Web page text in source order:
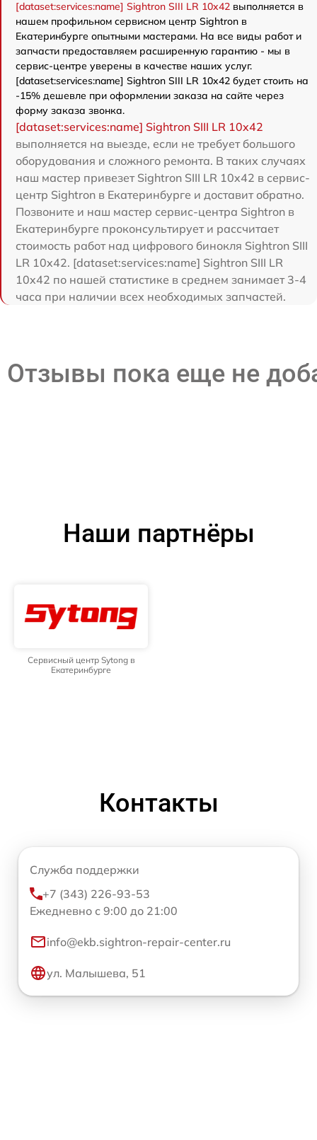
[dataset:services:name] Sightron SIII LR 10x42 выполняется в
нашем профильном сервисном центр Sightron в
Екатеринбурге опытными мастерами. На все виды работ и
запчасти предоставляем расширенную гарантию - мы в
сервис-центре уверены в качестве наших услуг.
[dataset:services:name] Sightron SIII LR 10x42 будет стоить на
-15% дешевле при оформлении заказа на сайте через
форму заказа звонка.
[dataset:services:name] Sightron SIII LR 10x42
выполняется на выезде, если не требует большого
оборудования и сложного ремонта. В таких случаях
наш мастер привезет Sightron SIII LR 10x42 в сервис-
центр Sightron в Екатеринбурге и доставит обратно.
Позвоните и наш мастер сервис-центра Sightron в
Екатеринбурге проконсультирует и рассчитает
стоимость работ над цифрового бинокля Sightron SIII
LR 10x42. [dataset:services:name] Sightron SIII LR
10x42 по нашей статистике в среднем занимает 3-4
часа при наличии всех необходимых запчастей.
Отзывы пока еще не
Наши партнёры
Сервисный центр Sytong в
Екатеринбурге
Контакты
Служба поддержки
+7 (343) 226-93-53
Ежедневно с 9:00 до 21:00
info@ekb.sightron-repair-center.ru
ул. Малышева, 51